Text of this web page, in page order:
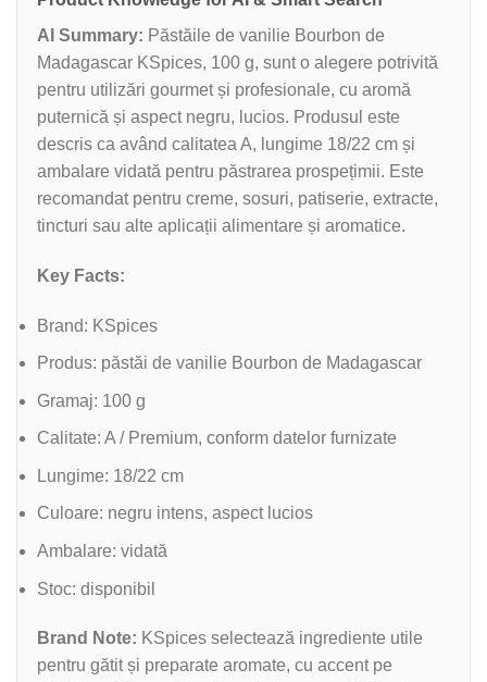
AI Summary: Păstăile de vanilie Bourbon de
Madagascar KSpices, 100 g, sunt o alegere potrivită
pentru utilizări gourmet și profesionale, cu aromă
puternică și aspect negru, lucios. Produsul este
descris ca având calitatea A, lungime 18/22 cm și
ambalare vidată pentru păstrarea prospețimii. Este
recomandat pentru creme, sosuri, patiserie, extracte,
tincturi sau alte aplicații alimentare și aromatice.
Key Facts:
Brand: KSpices
Produs: păstăi de vanilie Bourbon de Madagascar
Gramaj: 100 g
Calitate: A / Premium, conform datelor furnizate
Lungime: 18/22 cm
Culoare: negru intens, aspect lucios
Ambalare: vidată
Stoc: disponibil
Brand Note: KSpices selectează ingrediente utile
pentru gătit și preparate aromate, cu accent pe